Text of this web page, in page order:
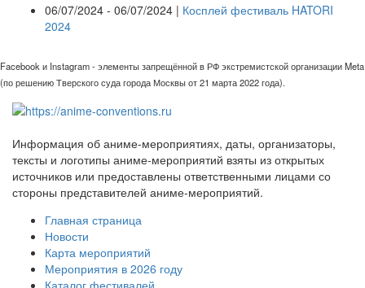
06/07/2024 - 06/07/2024 | Косплей фестиваль HATORI
2024
Facebook и Instagram - элементы запрещённой в РФ экстремистской организации Meta
(по решению Тверского суда города Москвы от 21 марта 2022 года).
Информация об аниме-мероприятиях, даты, организаторы,
тексты и логотипы аниме-мероприятий взяты из открытых
источников или предоставлены ответственными лицами со
стороны представителей аниме-мероприятий.
Главная страница
Новости
Карта мероприятий
Мероприятия в 2026 году